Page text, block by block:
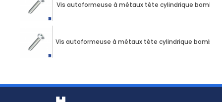
Vis autoformeuse à métaux tête cylindrique bombée
Vis autoformeuse à métaux tête cylindrique bombée